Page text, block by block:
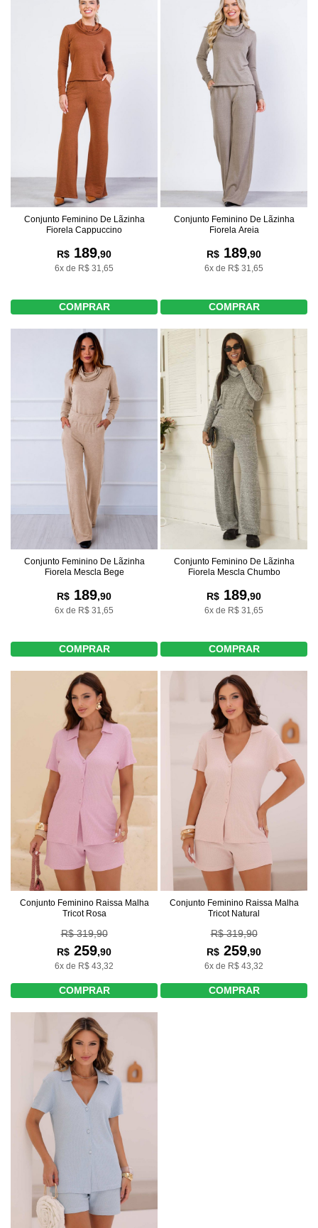
Conjunto Feminino De Lãzinha
Fiorela Cappuccino
R$ 189,90
6x de R$ 31,65
COMPRAR
Conjunto Feminino De Lãzinha
Fiorela Areia
R$ 189,90
6x de R$ 31,65
COMPRAR
Conjunto Feminino De Lãzinha
Fiorela Mescla Bege
R$ 189,90
6x de R$ 31,65
COMPRAR
Conjunto Feminino De Lãzinha
Fiorela Mescla Chumbo
R$ 189,90
6x de R$ 31,65
COMPRAR
Conjunto Feminino Raissa Malha
Tricot Rosa
R$ 319,90
R$ 259,90
6x de R$ 43,32
COMPRAR
Conjunto Feminino Raissa Malha
Tricot Natural
R$ 319,90
R$ 259,90
6x de R$ 43,32
COMPRAR